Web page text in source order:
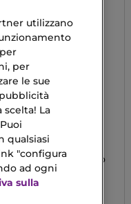
PARIS
& BODY
Corpo Pompelmo
d'Arancio
utilizzano
per
le sue
La
qualsiasi
"configura
ad ogni
sulla